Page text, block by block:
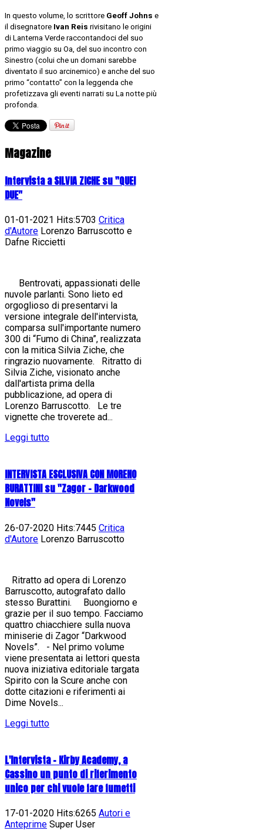
In questo volume, lo scrittore Geoff Johns e
il disegnatore Ivan Reis rivisitano le origini
di Lanterna Verde raccontandoci del suo
primo viaggio su Oa, del suo incontro con
Sinestro (colui che un domani sarebbe
diventato il suo arcinemico) e anche del suo
primo “contatto” con la leggenda che
profetizzava gli eventi narrati su La notte più
profonda.
Magazine
Intervista a SILVIA ZICHE su "QUEI
DUE"
01-01-2021 Hits:5703 Critica
d'Autore Lorenzo Barruscotto e
Dafne Riccietti
Bentrovati, appassionati delle
nuvole parlanti. Sono lieto ed
orgoglioso di presentarvi la
versione integrale dell'intervista,
comparsa sull'importante numero
300 di “Fumo di China”, realizzata
con la mitica Silvia Ziche, che
ringrazio nuovamente. Ritratto di
Silvia Ziche, visionato anche
dall'artista prima della
pubblicazione, ad opera di
Lorenzo Barruscotto. Le tre
vignette che troverete ad...
Leggi tutto
INTERVISTA ESCLUSIVA CON MORENO
BURATTINI su "Zagor - Darkwood
Novels"
26-07-2020 Hits:7445 Critica
d'Autore Lorenzo Barruscotto
Ritratto ad opera di Lorenzo
Barruscotto, autografato dallo
stesso Burattini. Buongiorno e
grazie per il suo tempo. Facciamo
quattro chiacchiere sulla nuova
miniserie di Zagor “Darkwood
Novels”. - Nel primo volume
viene presentata ai lettori questa
nuova iniziativa editoriale targata
Spirito con la Scure anche con
dotte citazioni e riferimenti ai
Dime Novels...
Leggi tutto
L'Intervista - Kirby Academy, a
Cassino un punto di riferimento
unico per chi vuole fare fumetti
17-01-2020 Hits:6265 Autori e
Anteprime Super User